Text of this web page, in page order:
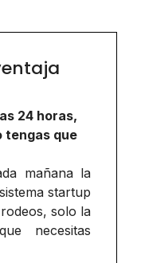
24 horas,
tengas que
mañana la
startup
solo la
necesitas